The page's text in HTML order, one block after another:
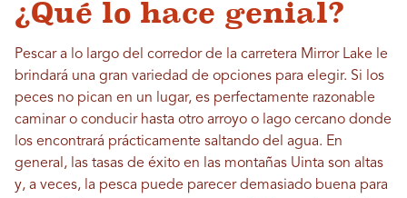
¿Qué lo hace genial?
Pescar a lo largo del corredor de la carretera Mirror Lake le
brindará una gran variedad de opciones para elegir. Si los
peces no pican en un lugar, es perfectamente razonable
caminar o conducir hasta otro arroyo o lago cercano donde
los encontrará prácticamente saltando del agua. En
general, las tasas de éxito en las montañas Uinta son altas
y, a veces, la pesca puede parecer demasiado buena para